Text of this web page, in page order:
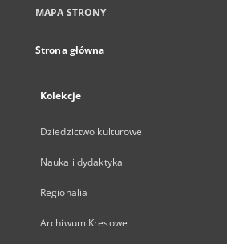
MAPA STRONY
Strona główna
Kolekcje
Dziedzictwo kulturowe
Nauka i dydaktyka
Regionalia
Archiwum Kresowe